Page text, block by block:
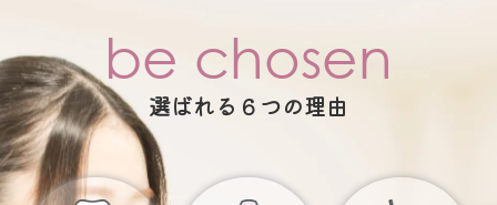
be chosen
選ばれる６つの理由